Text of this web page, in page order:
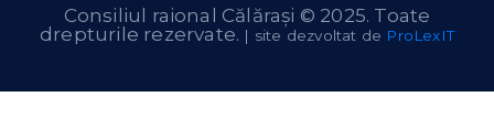
Consiliul raional Călărași © 2025. Toate
drepturile rezervate. | site dezvoltat de ProLexIT